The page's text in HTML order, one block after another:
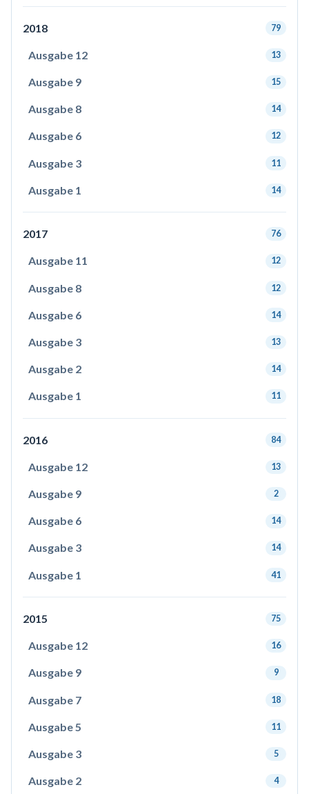
2018 79
Ausgabe 12 13
Ausgabe 9 15
Ausgabe 8 14
Ausgabe 6 12
Ausgabe 3 11
Ausgabe 1 14
2017 76
Ausgabe 11 12
Ausgabe 8 12
Ausgabe 6 14
Ausgabe 3 13
Ausgabe 2 14
Ausgabe 1 11
2016 84
Ausgabe 12 13
Ausgabe 9 2
Ausgabe 6 14
Ausgabe 3 14
Ausgabe 1 41
2015 75
Ausgabe 12 16
Ausgabe 9 9
Ausgabe 7 18
Ausgabe 5 11
Ausgabe 3 5
Ausgabe 2 4